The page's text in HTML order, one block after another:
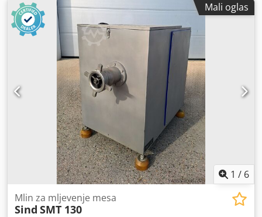
Mali oglas
1 / 6
Mlin za mljevenje mesa
Sind SMT 130